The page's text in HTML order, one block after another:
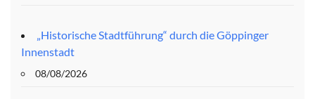
„Historische Stadtführung“ durch die Göppinger
Innenstadt
08/08/2026